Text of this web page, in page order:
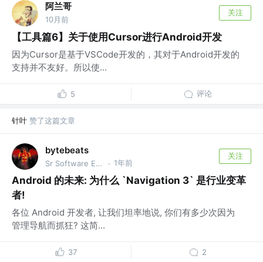
阿兰哥
10月前
关注
【工具篇6】关于使用Cursor进行Android开发
因为Cursor是基于VSCode开发的，其对于Android开发的
支持并不友好。所以使...
5 评论
针叶 赞了这篇文章
bytebeats
Sr Software Engineer @GOAT Group · 1年前
关注
Android 的未来: 为什么 `Navigation 3` 是行业变革
者!
各位 Android 开发者, 让我们坦率地说, 你们有多少次因为
管理导航而抓狂? 这简...
37 2